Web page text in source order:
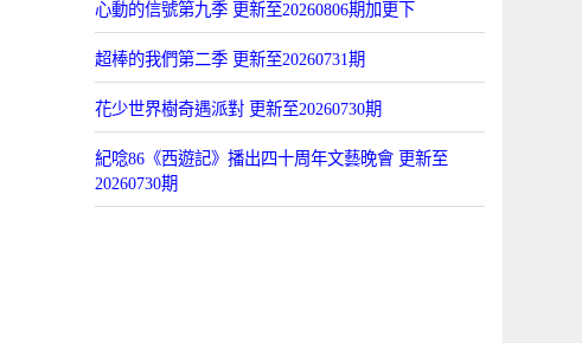
心動的信號第九季 更新至20260806期加更下
超棒的我們第二季 更新至20260731期
花少世界樹奇遇派對 更新至20260730期
紀唸86《西遊記》播出四十周年文藝晚會 更新至
20260730期